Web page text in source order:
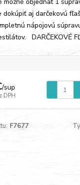
dokúpiť aj darčekovú
nápojovú
DARČEKOVÉ
/sup
DPH
F7677